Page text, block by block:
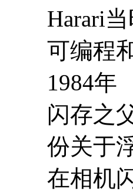
Harari
可编程
1984年
闪存之
份关于
在相机